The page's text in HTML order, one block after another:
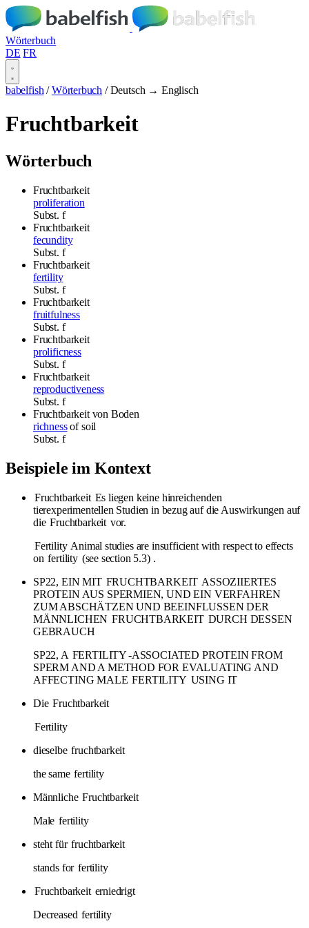
Wörterbuch
DE FR
babelfish / Wörterbuch / Deutsch → Englisch
Fruchtbarkeit
Wörterbuch
Fruchtbarkeit
proliferation
Subst. f
Fruchtbarkeit
fecundity
Subst. f
Fruchtbarkeit
fertility
Subst. f
Fruchtbarkeit
fruitfulness
Subst. f
Fruchtbarkeit
prolificness
Subst. f
Fruchtbarkeit
reproductiveness
Subst. f
Fruchtbarkeit von Boden
richness of soil
Subst. f
Beispiele im Kontext
Fruchtbarkeit Es liegen keine hinreichenden
tierexperimentellen Studien in bezug auf die Auswirkungen auf
die Fruchtbarkeit vor.
Fertility Animal studies are insufficient with respect to effects
on fertility (see section 5.3) .
SP22, EIN MIT FRUCHTBARKEIT ASSOZIIERTES
PROTEIN AUS SPERMIEN, UND EIN VERFAHREN
ZUM ABSCHÄTZEN UND BEEINFLUSSEN DER
MÄNNLICHEN FRUCHTBARKEIT DURCH DESSEN
GEBRAUCH
SP22, A FERTILITY-ASSOCIATED PROTEIN FROM
SPERM AND A METHOD FOR EVALUATING AND
AFFECTING MALE FERTILITY USING IT
Die Fruchtbarkeit
Fertility
dieselbe fruchtbarkeit
the same fertility
Männliche Fruchtbarkeit
Male fertility
steht für fruchtbarkeit
stands for fertility
Fruchtbarkeit erniedrigt
Decreased fertility